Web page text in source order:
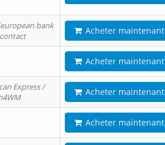
bank
Acheter maintenant
Acheter maintenant
Express /
Acheter maintenant
Acheter maintenant